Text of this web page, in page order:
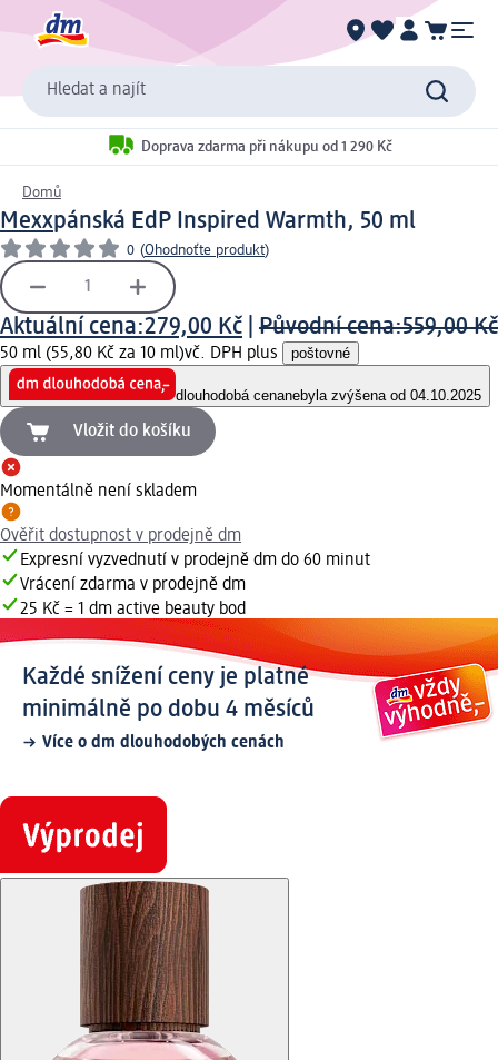
Hledat a najít
Doprava zdarma při nákupu od 1 290 Kč
Domů
Mexxpánská EdP Inspired Warmth, 50 ml
0 (Ohodnoťte produkt)
Aktuální cena:279,00 Kč Původní cena:559,00 Kč
50 ml (55,80 Kč za 10 ml)vč. DPH plus poštovné
dlouhodobá cenanebyla zvýšena od 04.10.2025
Vložit do košíku
Momentálně není skladem
Ověřit dostupnost v prodejně dm
Expresní vyzvednutí v prodejně dm do 60 minut
Vrácení zdarma v prodejně dm
25 Kč = 1 dm active beauty bod
Každé snížení ceny je platné
minimálně po dobu 4 měsíců
Více o dm dlouhodobých cenách